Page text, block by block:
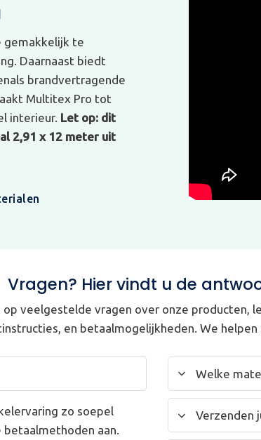
gemakkelijk te
Daarnaast biedt
brandvertragende
Multitex Pro tot
interieur. Let op: dit
2,91 x 12 meter uit
Vragen? Hier vindt u de
veelgestelde vragen over onze producten,
en betaalmogelijkheden. We helpen
zo soepel
aan.
Welke
Verzenden